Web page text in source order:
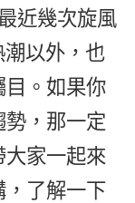
近幾次旋風
以外，也
目。如果你
，那一定
家一起來
，了解一下